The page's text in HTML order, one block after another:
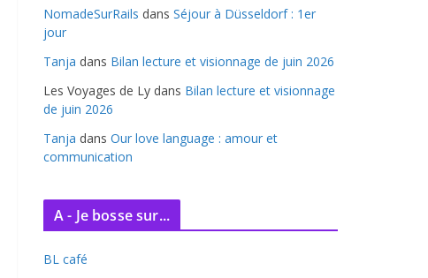
e
s
NomadeSurRails dans Séjour à Düsseldorf : 1er
jour
Tanja dans Bilan lecture et visionnage de juin 2026
Les Voyages de Ly dans Bilan lecture et visionnage
de juin 2026
Tanja dans Our love language : amour et
communication
A - Je bosse sur...
BL café